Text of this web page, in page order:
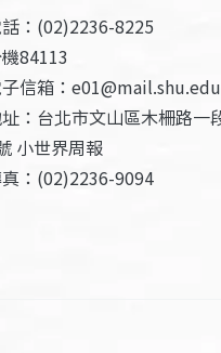
：(02)2236-8225
84113
信箱：
：台北市文山區木柵路一
小世界周報
：(02)2236-9094